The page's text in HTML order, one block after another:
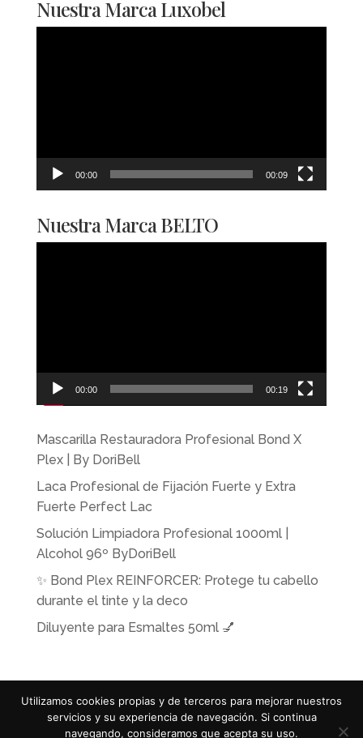
Nuestra Marca Luxobel
00:00 00:09
Nuestra Marca BELTO
00:00 00:19
Mascarilla Restauradora Profesional Bond X
Plex | By DoriBell
Laca Profesional de Fijación Fuerte y Extra
Fuerte Perfect Lac
Solución Limpiadora Profesional 1000ml |
Alcohol 96º ByDoriBell
✨ Bond Plex REINFORCER: Protege tu cabello
durante el tinte y la deco
Diluyente para Esmaltes 50ml 💅
© 2019 ByDoribell | Diseño Gráfico y Web 💡
ViviMagical.com
Utilizamos cookies propias y de terceros para mejorar nuestros
servicios y su experiencia de navegación. Si continua
navegando, consideramos que acepta su uso.